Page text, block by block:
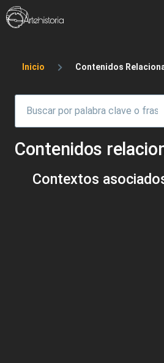
Pasar al contenido principal
Sobrescribir
Inicio Contenidos
Contenidos
Contextos